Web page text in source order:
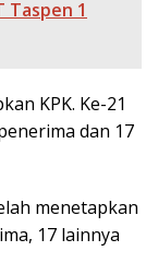
Taspen 1
KPK. Ke-21
dan 17
menetapkan
17 lainnya